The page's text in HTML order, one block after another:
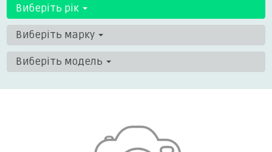
Виберіть рік
Виберіть марку
Виберіть модель